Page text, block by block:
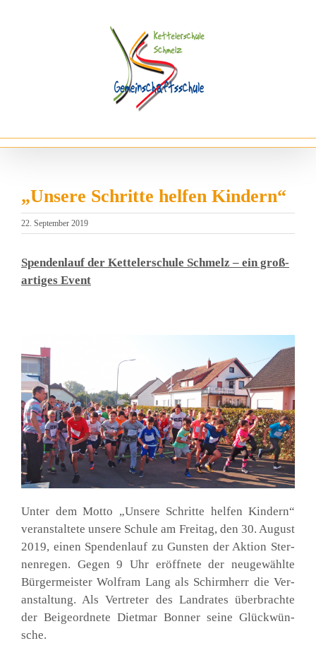
„Unsere Schritte helfen Kindern“
22. September 2019
Spen­den­lauf der Ket­tel­er­schu­le Schmelz – ein groß­
ar­ti­ges Event
Unter dem Mot­to „Unse­re Schrit­te hel­fen Kin­dern“
ver­an­stal­te­te unse­re Schu­le am Frei­tag, den 30. August
2019, einen Spen­den­lauf zu Guns­ten der Akti­on Ster­
nen­re­gen. Gegen 9 Uhr eröff­ne­te der neu­ge­wähl­te
Bür­ger­meis­ter Wolf­ram Lang als Schirm­herr die Ver­
an­stal­tung. Als Ver­tre­ter des Land­ra­tes über­brach­te
der Bei­geord­ne­te Diet­mar Bon­ner sei­ne Glück­wün­
sche.